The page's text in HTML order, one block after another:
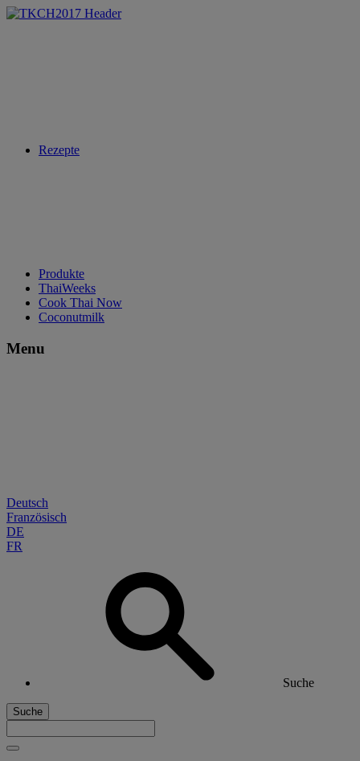
Rezepte
Produkte
ThaiWeeks
Cook Thai Now
Coconutmilk
Menu
Deutsch
Französisch
DE
FR
Suche
Suche